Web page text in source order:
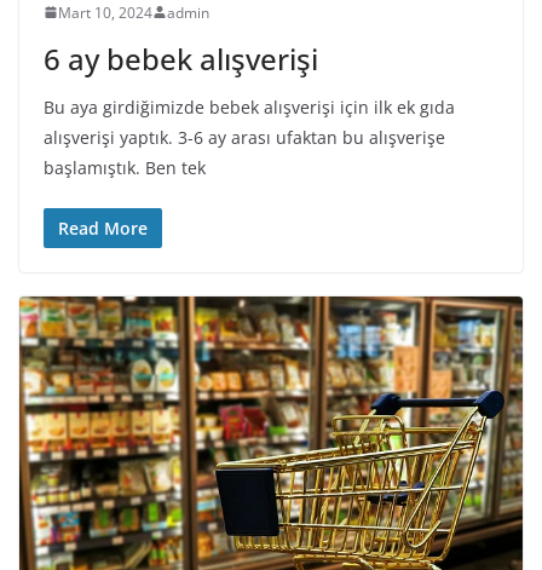
Mart 10, 2024 admin
6 ay bebek alışverişi
Bu aya girdiğimizde bebek alışverişi için ilk ek gıda
alışverişi yaptık. 3-6 ay arası ufaktan bu alışverişe
başlamıştık. Ben tek
Read More